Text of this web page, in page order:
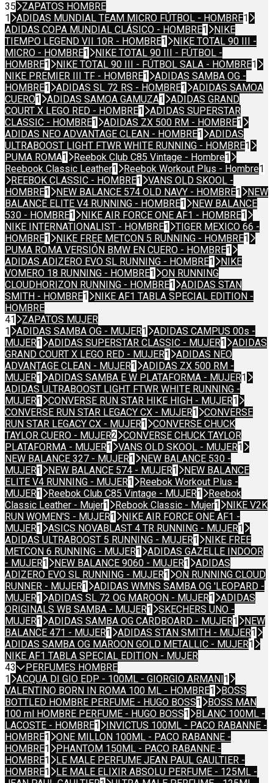
35
ZAPATOS HOMBRE
1
ADIDAS MUNDIAL TEAM MICRO FÚTBOL - HOMBRE1
ADIDAS COPA MUNDIAL CLÁSICO - HOMBRE1
NIKE
TIEMPO LEGEND VII 10R - HOMBRE1
NIKE TOTAL 90 III -
MICRO - HOMBRE1
NIKE TOTAL 90 III - FÚTBOL -
HOMBRE1 NIKE TOTAL 90 III - FÚTBOL SALA - HOMBRE1
NIKE PREMIER III TF - HOMBRE1
ADIDAS SAMBA OG -
HOMBRE1 ADIDAS SL 72 RS - HOMBRE1
ADIDAS SAMOA
CUERO1 ADIDAS SAMOA GAMUZA1
ADIDAS GRAND
COURT X LEGO RED - HOMBRE1
ADIDAS SUPERSTAR
CLASSIC - HOMBRE1 ADIDAS ZX 500 RM - HOMBRE1
ADIDAS NEO ADVANTAGE CLEAN - HOMBRE1
ADIDAS
ULTRABOOST LIGHT FTWR WHITE RUNNING - HOMBRE1
PUMA ROMA1 Reebok Club C85 Vintage - Hombre1
Reebook Classic Leather1 Reebok Workout Plus - Hombre1
REEBOK CLASSIC - HOMBRE1
VANS OLD SKOOL -
HOMBRE1 NEW BALANCE 574 OLD NAVY - HOMBRE1
NEW
BALANCE ELITE V4 RUNNING - HOMBRE1
NEW BALANCE
530 - HOMBRE1 NIKE AIR FORCE ONE AF1 - HOMBRE1
NIKE INTERNATIONALIST - HOMBRE1
TIGER MEXICO 66 -
HOMBRE1 NIKE FREE METCON 5 RUNNING - HOMBRE1
PUMA ROMA VERSIÓN BMW EN CUERO - HOMBRE1
ADIDAS ADIZERO EVO SL RUNNING - HOMBRE1
NIKE
VOMERO 18 RUNNING - HOMBRE1
ON RUNNING
CLOUDHORIZON RUNNING - HOMBRE1
ADIDAS STAN
SMITH - HOMBRE1
NIKE AF1 TABLA SPECIAL EDITION -
HOMBRE
41
ZAPATOS MUJER
1
ADIDAS SAMBA OG - MUJER1
ADIDAS CAMPUS 00s -
MUJER1 ADIDAS SUPERSTAR CLASSIC - MUJER1
ADIDAS
GRAND COURT X LEGO RED - MUJER1
ADIDAS NEO
ADVANTAGE CLEAN - MUJER1
ADIDAS ZX 500 RM -
MUJER1 ADIDAS SAMBA E W PLATAFORMA - MUJER1
ADIDAS ULTRABOOST LIGHT FTWR WHITE RUNNING -
MUJER1 CONVERSE RUN STAR HIKE HIGH - MUJER1
CONVERSE RUN STAR LEGACY CX - MUJER1
CONVERSE
RUN STAR LEGACY CX - MUJER1
CONVERSE CHUCK
TAYLOR CUERO - MUJER2 CONVERSE CHUCK TAYLOR
PLATAFORMA - MUJER1 VANS OLD SKOOL - MUJER1
NEW BALANCE 327 - MUJER1
NEW BALANCE 530 -
MUJER1 NEW BALANCE 574 - MUJER1
NEW BALANCE
ELITE V4 RUNNING - MUJER1
Reebok Workout Plus -
MUJER1 Reebok Club C85 Vintage - MUJER1
Reebok
Classic Leather - Mujer1 Rebook Classic - Mujer1
NIKE V2K
RUN WOMEN'S - MUJER1
NIKE AIR FORCE ONE AF1 -
MUJER1 ASICS NOVABLAST 4 TR RUNNING - MUJER1
ADIDAS ULTRABOOST 5 RUNNING - MUJER1
NIKE FREE
METCON 6 RUNNING - MUJER1
ADIDAS GAZELLE INDOOR
- MUJER1 NEW BALANCE 9060 - MUJER1
ADIDAS
ADIZERO EVO SL RUNNING - MUJER1
ON RUNNING CLOUD
RUNNER - MUJER1
ADIDAS WMNS SAMBA OG 'LEOPARD -
MUJER1 ADIDAS SL 72 OG MAROON - MUJER1
ADIDAS
ORIGINALS WB SAMBA - MUJER1
SKECHERS UNO -
MUJER1 ADIDAS SAMBA OG CARDBOARD - MUJER1
NEW
BALANCE 471 - MUJER1 ADIDAS STAN SMITH - MUJER1
ADIDAS SAMBA OG MAROON GOLD METALLIC - MUJER1
NIKE AF1 TABLA SPECIAL EDITION - MUJER
43
PERFUMES HOMBRE
1
ACQUA DI GIO EDP - 100ML - GIORGIO ARMANI 1
VALENTINO BORN IN ROMA 100 ML - HOMBRE1
BOSS
BOTTLED HOMBRE PERFUME - HUGO BOSS1
BOSS MAN
100 ml HOMBRE PERFUME - HUGO BOSS1
BLANC 100ML -
LACOSTE - HOMBRE1
INVICTUS 100ML - PACO RABANNE -
HOMBRE1
ONE MILLON 100ML - PACO RABANNE -
HOMBRE1
PHANTOM 150ML - PACO RABANNE -
HOMBRE1
LE MALE PERFUME JEAN PAUL GAULTIER -
HOMBRE1
LE MALE ELIXIR ABSOLU PERFUME - 125ML -